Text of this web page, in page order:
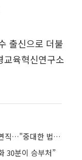
출신으로 더불
교육혁신연구소
중대한 법령 위반"
30분이 승부처”